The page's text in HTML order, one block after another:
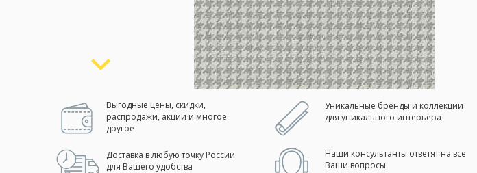
Выгодные цены, скидки,
распродажи, акции и многое
другое
Уникальные бренды и коллекции
для уникального интерьера
Доставка в любую точку России
для Вашего удобства
Наши консультанты ответят на все
Ваши вопросы